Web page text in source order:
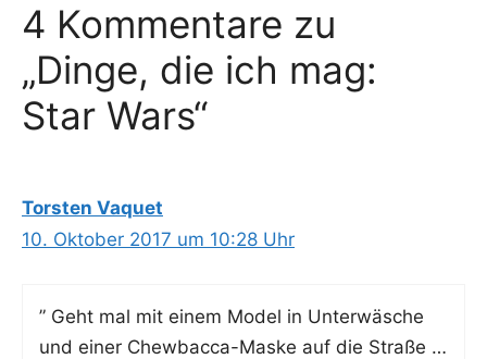
4 Kommentare zu
„Dinge, die ich mag:
Star Wars“
Torsten Vaquet
10. Oktober 2017 um 10:28 Uhr
” Geht mal mit einem Model in Unter­wä­sche
und einer Chew­bac­ca-Mas­ke auf die Stra­ße …